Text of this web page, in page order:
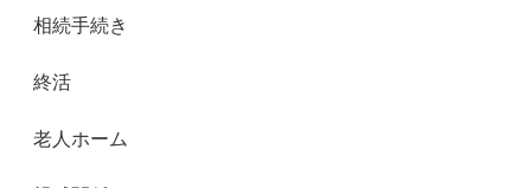
相続手続き
終活
老人ホーム